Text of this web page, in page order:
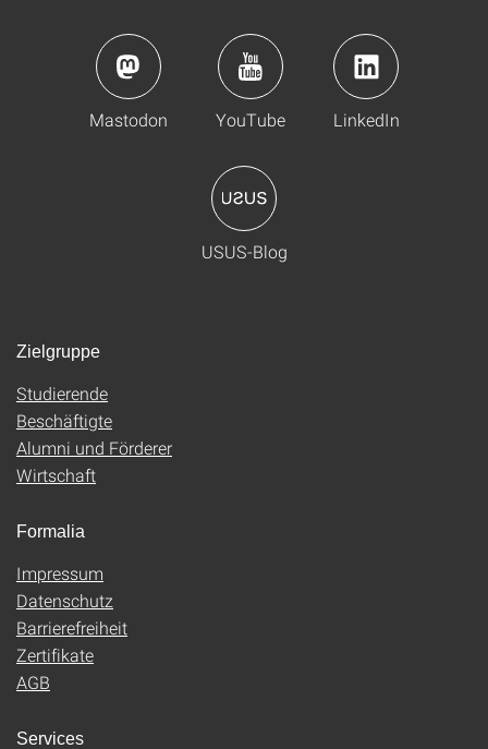
Mastodon YouTube LinkedIn
USUS-Blog
Zielgruppe
Studierende
Beschäftigte
Alumni und Förderer
Wirtschaft
Formalia
Impressum
Datenschutz
Barrierefreiheit
Zertifikate
AGB
Services